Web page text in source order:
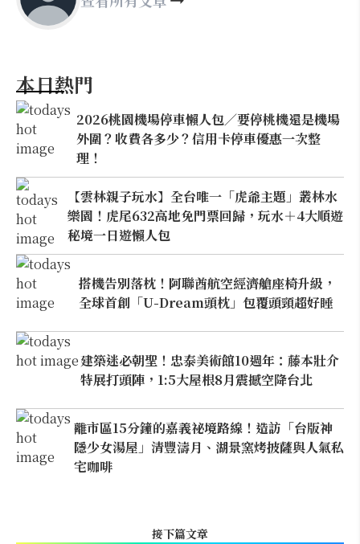
本日熱門
2026桃園機場停車懶人包／要停桃機還是機場
外圍？收費各多少？信用卡停車優惠一次整
理！
【雲林親子玩水】全台唯一「虎爺主題」叢林水
樂園！虎尾632高地免門票回歸，玩水＋4大順遊
秘境一日遊懶人包
搭機告別落枕！阿聯酋航空經濟艙座椅升級，
全球首創「U-Dream頭枕」包覆頭頸超好睡
建築迷必朝聖！忠泰美術館10週年：藤本壯介
特展打頭陣，1:5大屋根8月震撼空降台北
離市區15分鐘的嘉義祕境路線！造訪「台版神
隱少女湯屋」清豐濤月、湖景窯烤披薩與人氣私
宅咖啡
接下篇文章